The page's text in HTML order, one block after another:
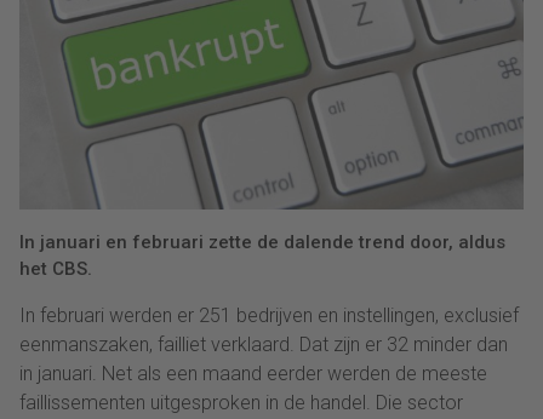
In januari en februari zette de dalende trend door, aldus
het CBS.
In februari werden er 251 bedrijven en instellingen, exclusief
eenmanszaken, failliet verklaard. Dat zijn er 32 minder dan
in januari. Net als een maand eerder werden de meeste
faillissementen uitgesproken in de handel. Die sector